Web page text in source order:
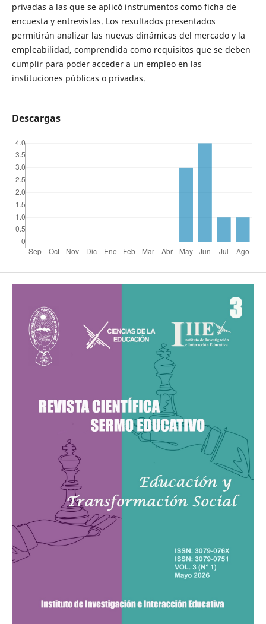
privadas a las que se aplicó instrumentos como ficha de
encuesta y entrevistas. Los resultados presentados
permitirán analizar las nuevas dinámicas del mercado y la
empleabilidad, comprendida como requisitos que se deben
cumplir para poder acceder a un empleo en las
instituciones públicas o privadas.
Descargas